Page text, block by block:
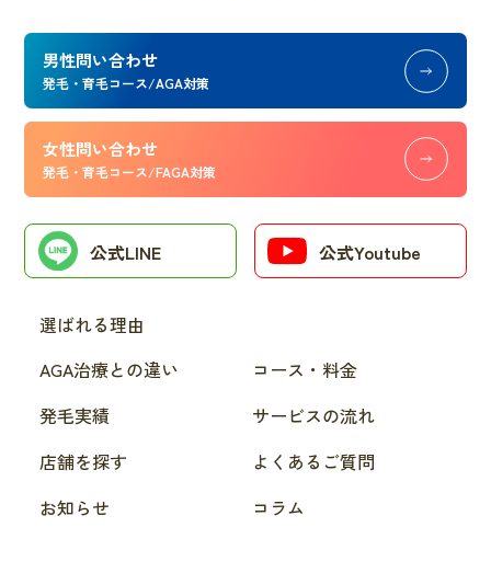
男性問い合わせ
発毛・育毛コース/AGA対策
女性問い合わせ
発毛・育毛コース/FAGA対策
公式LINE 公式Youtube
選ばれる理由
AGA治療との違い
コース・料金
発毛実績
サービスの流れ
店舗を探す
よくあるご質問
お知らせ
コラム